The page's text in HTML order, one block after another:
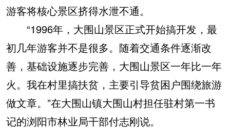
游客将核心景区挤得水泄不通。
“1996年，大围山景区正式开始搞开发，最
初几年游客并不是很多。随着交通条件逐渐改
善，基础设施逐步完善，大围山景区一年比一年
火。我在村里搞扶贫，主要引导贫困户围绕旅游
做文章。”在大围山镇大围山村担任驻村第一书
记的浏阳市林业局干部付志刚说。